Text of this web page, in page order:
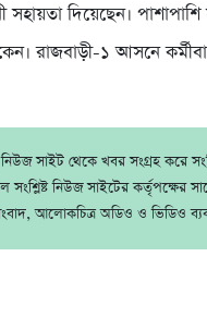
দিয়েছেন।
রাজবাড়ী-১ আসনে
সাইট থেকে খবর সংগ্রহ করে
নিউজ সাইটের কর্তৃপক্ষের
আলোকচিত্র অডিও ও ভিডিও